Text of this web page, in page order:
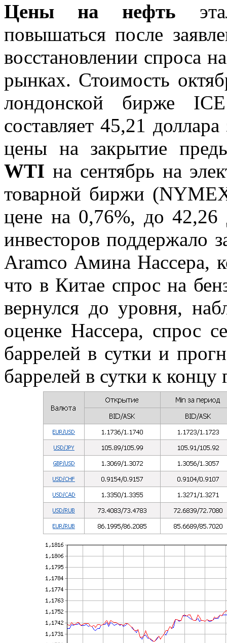
Цены на нефть
повышаться после
восстановлении спроса
рынках. Стоимость
лондонской бирже
составляет 45,21
цены на закрытие
WTI на сентябрь на
товарной биржи
цене на 0,76%, до 42,26
инвесторов поддержало
Aramco Амина Нассера,
что в Китае спрос на
вернулся до уровня,
оценке Нассера, спрос
баррелей в сутки и
баррелей в сутки к